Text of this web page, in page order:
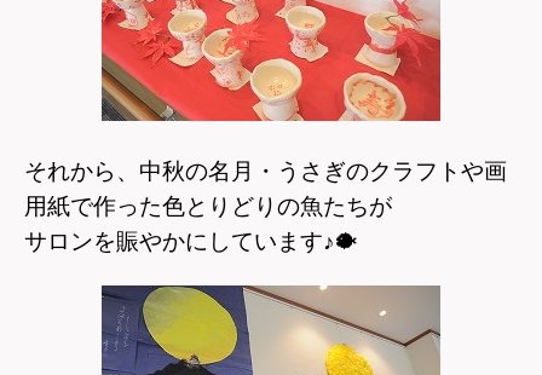
それから、中秋の名月・うさぎのクラフトや画
用紙で作った色とりどりの魚たちが
サロンを賑やかにしています♪🐡